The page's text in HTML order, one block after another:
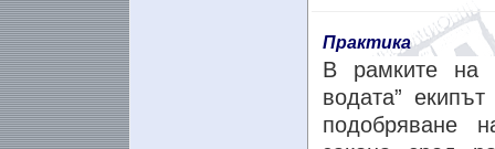
Практика
В рамките на
водата”
подобряване